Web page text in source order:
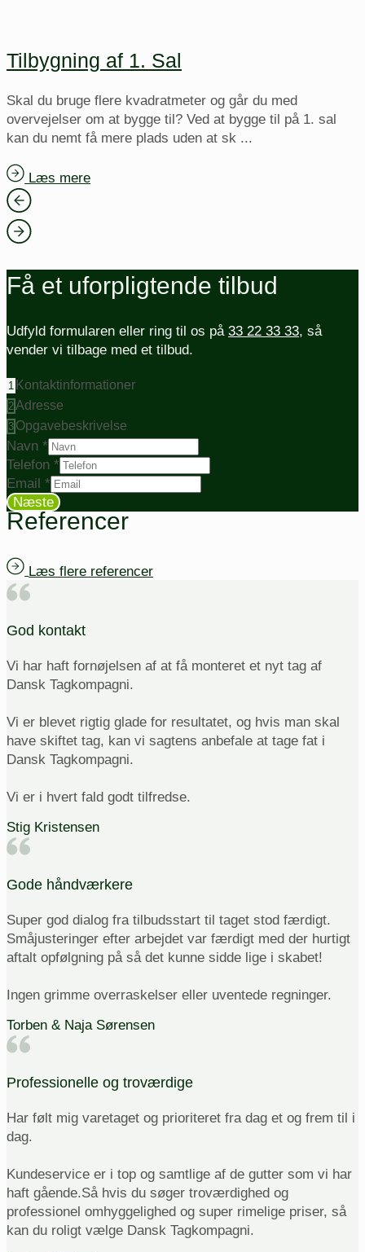
Tilbygning af 1. Sal
Skal du bruge flere kvadratmeter og går du med
overvejelser om at bygge til? Ved at bygge til på 1. sal
kan du nemt få mere plads uden at sk ...
Læs mere
Få et uforpligtende tilbud
Udfyld formularen eller ring til os på 33 22 33 33, så
vender vi tilbage med et tilbud.
1 Kontaktinformationer
2Adresse
3 Opgavebeskrivelse
Navn *
Telefon *
Email *
Næste
Referencer
Læs flere referencer
God kontakt
Vi har haft fornøjelsen af at få monteret et nyt tag af
Dansk Tagkompagni.
Vi er blevet rigtig glade for resultatet, og hvis man skal
have skiftet tag, kan vi sagtens anbefale at tage fat i
Dansk Tagkompagni.
Vi er i hvert fald godt tilfredse.
Stig Kristensen
Gode håndværkere
Super god dialog fra tilbudsstart til taget stod færdigt.
Småjusteringer efter arbejdet var færdigt med der hurtigt
aftalt opfølgning på så det kunne sidde lige i skabet!
Ingen grimme overraskelser eller uventede regninger.
Torben & Naja Sørensen
Professionelle og troværdige
Har følt mig varetaget og prioriteret fra dag et og frem til i
dag.
Kundeservice er i top og samtlige af de gutter som vi har
haft gående.Så hvis du søger troværdighed og
professionel omhyggelighed og super rimelige priser, så
kan du roligt vælge Dansk Tagkompagni.